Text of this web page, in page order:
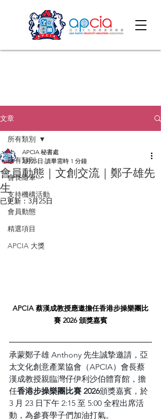
文章
所有類別
會長隨筆
支持機構活動
會員動態
精選項目
APCIA 大獎
所有類別
會員動態｜文創交流｜鄭子雄先
生
APCIA 秘書處
3月25日 讀畢需時 1 分鐘
已更新：3月25日
APCIA 蔡漢成教授應邀擔任香港步操樂團比
賽 2026 頒獎嘉賓
承蒙鄭子雄 Anthony 先生誠摯邀請，亞
太文化創意產業協會（APCIA）會長蔡
漢成教授親臨灣仔伊利沙伯體育館，擔
任香港步操樂團比賽 2026頒獎嘉賓，於
3 月 23 日下午 2:15 至 5:00 全程出席活
動，為參賽學子們加油打氣。